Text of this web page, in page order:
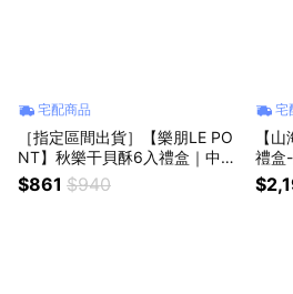
宅配商品
［指定區間出貨］【樂朋LE PO
NT】秋樂干貝酥6入禮盒｜中秋
限量預購｜法式鵝油干貝醬
$861 $940
宅
【
禮盒